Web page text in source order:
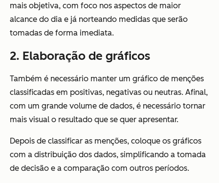
mais objetiva, com foco nos aspectos de maior
alcance do dia e já norteando medidas que serão
tomadas de forma imediata.
2. Elaboração de gráficos
Também é necessário manter um gráfico de menções
classificadas em positivas, negativas ou neutras. Afinal,
com um grande volume de dados, é necessário tornar
mais visual o resultado que se quer apresentar.
Depois de classificar as menções, coloque os gráficos
com a distribuição dos dados, simplificando a tomada
de decisão e a comparação com outros períodos.